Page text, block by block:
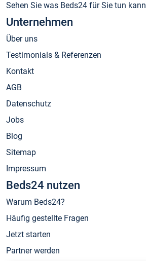
Sehen Sie was Beds24 für Sie tun kann
Unternehmen
Über uns
Testimonials & Referenzen
Kontakt
AGB
Datenschutz
Jobs
Blog
Sitemap
Impressum
Beds24 nutzen
Warum Beds24?
Häufig gestellte Fragen
Jetzt starten
Partner werden